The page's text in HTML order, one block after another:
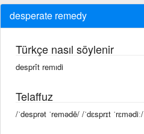
desperate remedy
Türkçe nasıl söylenir
desprît remıdi
Telaffuz
/ˈdesprət ˈremədē/ /ˈdɛsprɪt ˈrɛmədiː/